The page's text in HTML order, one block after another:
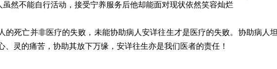
虽然不能自行活动，接受宁养服务后他却能面对现状依然笑容灿烂
的死亡并非医疗的失败，未能协助病人安详往生才是医疗的失败。协助病人坦
、灵的痛苦，协助其放下万缘，安详往生亦是我们医者的责任！